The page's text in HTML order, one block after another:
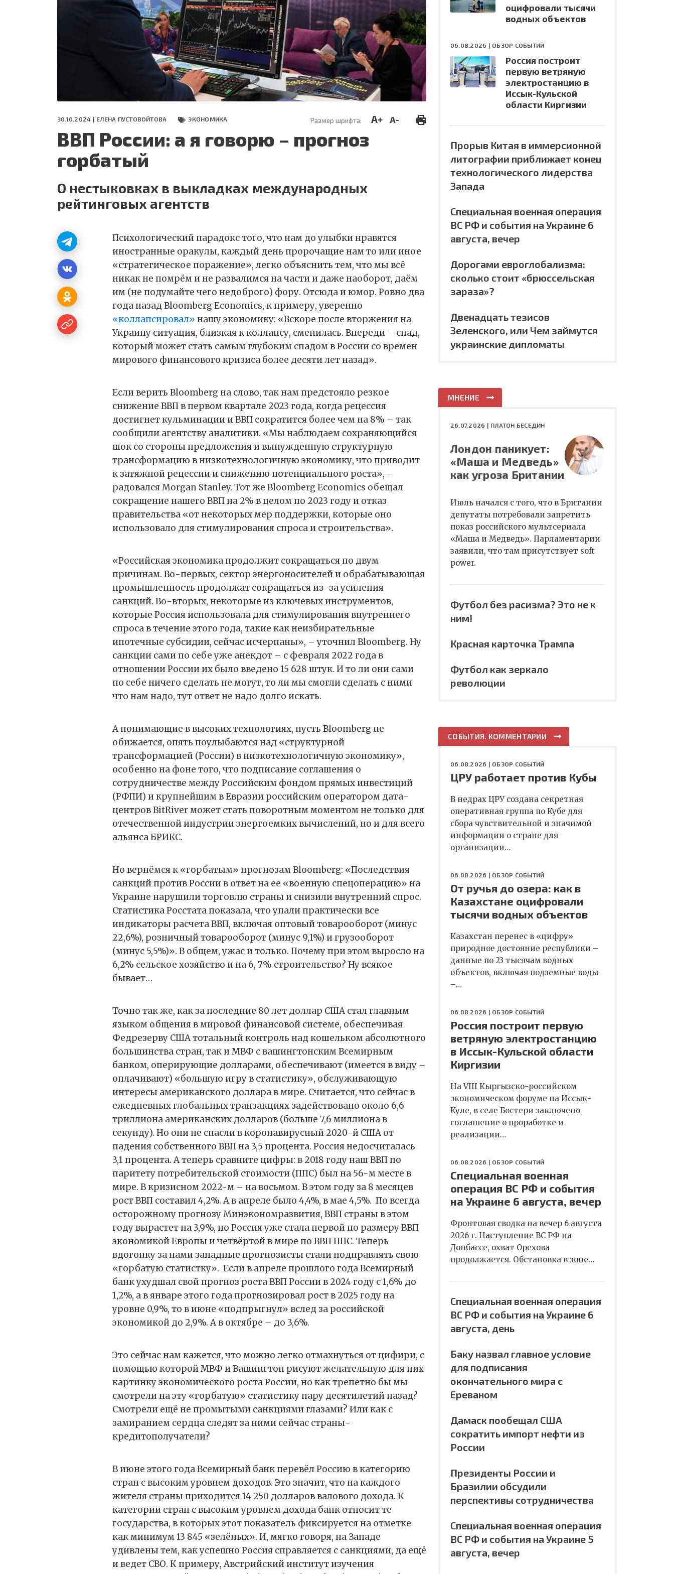
30.10.2024 | ЕЛЕНА ПУСТОВОЙТОВА ЭКОНОМИКА Размер шрифта: A+ A-
ВВП России: а я говорю – прогноз
горбатый
О нестыковках в выкладках международных
рейтинговых агентств
Психологический парадокс того, что нам до улыбки нравятся
иностранные оракулы, каждый день пророчащие нам то или иное
«стратегическое поражение», легко объяснить тем, что мы всё
никак не помрём и не развалимся на части и даже наоборот, даём
им (не подумайте чего недоброго) фору. Отсюда и юмор. Ровно два
года назад Bloomberg Economics, к примеру, уверенно
«коллапсировал» нашу экономику: «Вскоре после вторжения на
Украину ситуация, близкая к коллапсу, сменилась. Впереди – спад,
который может стать самым глубоким спадом в России со времен
мирового финансового кризиса более десяти лет назад».
Если верить Bloomberg на слово, так нам предстояло резкое
снижение ВВП в первом квартале 2023 года, когда рецессия
достигнет кульминации и ВВП сократится более чем на 8% – так
сообщили агентству аналитики. «Мы наблюдаем сохраняющийся
шок со стороны предложения и вынужденную структурную
трансформацию в низкотехнологичную экономику, что приводит
к затяжной рецессии и снижению потенциального роста», –
радовался Morgan Stanley. Тот же Bloomberg Economics обещал
сокращение нашего ВВП на 2% в целом по 2023 году и отказ
правительства «от некоторых мер поддержки, которые оно
использовало для стимулирования спроса и строительства».
«Российская экономика продолжит сокращаться по двум
причинам. Во-первых, сектор энергоносителей и обрабатывающая
промышленность продолжат сокращаться из-за усиления
санкций. Во-вторых, некоторые из ключевых инструментов,
которые Россия использовала для стимулирования внутреннего
спроса в течение этого года, такие как неизбирательные
ипотечные субсидии, сейчас исчерпаны», – уточнил Bloomberg. Ну
санкции сами по себе уже анекдот – с февраля 2022 года в
отношении России их было введено 15 628 штук. И то ли они сами
по себе ничего сделать не могут, то ли мы смогли сделать с ними
что нам надо, тут ответ не надо долго искать.
А понимающие в высоких технологиях, пусть Bloomberg не
обижается, опять поулыбаются над «структурной
трансформацией (России) в низкотехнологичную экономику»,
особенно на фоне того, что подписание соглашения о
сотрудничестве между Российским фондом прямых инвестиций
(РФПИ) и крупнейшим в Евразии российским оператором дата-
центров BitRiver может стать поворотным моментом не только для
отечественной индустрии энергоемких вычислений, но и для всего
альянса БРИКС.
Но вернёмся к «горбатым» прогнозам Bloomberg: «Последствия
санкций против России в ответ на ее «военную спецоперацию» на
Украине нарушили торговлю страны и снизили внутренний спрос.
Статистика Росстата показала, что упали практически все
индикаторы расчета ВВП, включая оптовый товарооборот (минус
22,6%), розничный товарооборот (минус 9,1%) и грузооборот
(минус 5,5%)». В общем, ужас и только. Почему при этом выросло на
6,2% сельское хозяйство и на 6, 7% строительство? Ну всякое
бывает…
Точно так же, как за последние 80 лет доллар США стал главным
языком общения в мировой финансовой системе, обеспечивая
Федрезерву США тотальный контроль над кошельком абсолютного
большинства стран, так и МВФ с вашингтонским Всемирным
банком, оперирующие долларами, обеспечивают (имеется в виду –
оплачивают) «большую игру в статистику», обслуживающую
интересы американского доллара в мире. Считается, что сейчас в
ежедневных глобальных транзакциях задействовано около 6,6
триллиона американских долларов (больше 7,6 миллиона в
секунду). Но они не спасли в коронавирусный 2020-й США от
падения собственного ВВП на 3,5 процента. Россия недосчиталась
3,1 процента. А теперь сравните цифры: в 2018 году наш ВВП по
паритету потребительской стоимости (ППС) был на 56-м месте в
мире. В кризисном 2022-м – на восьмом. В этом году за 8 месяцев
рост ВВП составил 4,2%. А в апреле было 4,4%, в мае 4,5%. По всегда
осторожному прогнозу Минэкономразвития, ВВП страны в этом
году вырастет на 3,9%, но Россия уже стала первой по размеру ВВП
экономикой Европы и четвёртой в мире по ВВП ППС. Теперь
вдогонку за нами западные прогнозисты стали подправлять свою
«горбатую статистку». Если в апреле прошлого года Всемирный
банк ухудшал свой прогноз роста ВВП России в 2024 году с 1,6% до
1,2%, а в январе этого года прогнозировал рост в 2025 году на
уровне 0,9%, то в июне «подпрыгнул» вслед за российской
экономикой до 2,9%. А в октябре – до 3,6%.
Это сейчас нам кажется, что можно легко отмахнуться от цифири, с
помощью которой МВФ и Вашингтон рисуют желательную для них
картинку экономического роста России, но как трепетно бы мы
смотрели на эту «горбатую» статистику пару десятилетий назад?
Смотрели ещё не промытыми санкциями глазами? Или как с
замиранием сердца следят за ними сейчас страны-
кредитополучатели?
В июне этого года Всемирный банк перевёл Россию в категорию
стран с высоким уровнем доходов. Это значит, что на каждого
жителя страны приходится 14 250 долларов валового дохода. К
категории стран с высоким уровнем дохода банк относит те
государства, в которых этот показатель фиксируется на отметке
как минимум 13 845 «зелёных». И, мягко говоря, на Западе
удивлены тем, как успешно Россия справляется с санкциями, да ещё
и ведет СВО. К примеру, Австрийский институт изучения
оцифровали тысячи
водных объектов
06.08.2026 | ОБЗОР СОБЫТИЙ
Россия построит
первую ветряную
электростанцию в
Иссык-Кульской
области Киргизии
Прорыв Китая в иммерсионной
литографии приближает конец
технологического лидерства
Запада
Специальная военная операция
ВС РФ и события на Украине 6
августа, вечер
Дорогами евроглобализма:
сколько стоит «брюссельская
зараза»?
Двенадцать тезисов
Зеленского, или Чем займутся
украинские дипломаты
МНЕНИЕ
26.07.2026 | ПЛАТОН БЕСЕДИН
Лондон паникует:
«Маша и Медведь»
как угроза Британии
Июль начался с того, что в Британии
депутаты потребовали запретить
показ российского мультсериала
«Маша и Медведь». Парламентарии
заявили, что там присутствует soft
power.
Футбол без расизма? Это не к
ним!
Красная карточка Трампа
Футбол как зеркало
революции
СОБЫТИЯ. КОММЕНТАРИИ
06.08.2026 | ОБЗОР СОБЫТИЙ
ЦРУ работает против Кубы
В недрах ЦРУ создана секретная
оперативная группа по Кубе для
сбора чувствительной и значимой
информации о стране для
организации…
06.08.2026 | ОБЗОР СОБЫТИЙ
От ручья до озера: как в
Казахстане оцифровали
тысячи водных объектов
Казахстан перенес в «цифру»
природное достояние республики –
данные по 23 тысячам водных
объектов, включая подземные воды
–…
06.08.2026 | ОБЗОР СОБЫТИЙ
Россия построит первую
ветряную электростанцию
в Иссык-Кульской области
Киргизии
На VIII Кыргызско-российском
экономическом форуме на Иссык-
Куле, в селе Бостери заключено
соглашение о проработке и
реализации…
06.08.2026 | ОБЗОР СОБЫТИЙ
Специальная военная
операция ВС РФ и события
на Украине 6 августа, вечер
Фронтовая сводка на вечер 6 августа
2026 г. Наступление ВС РФ на
Донбассе, охват Орехова
продолжается. Обстановка в зоне…
Специальная военная операция
ВС РФ и события на Украине 6
августа, день
Баку назвал главное условие
для подписания
окончательного мира с
Ереваном
Дамаск пообещал США
сократить импорт нефти из
России
Президенты России и
Бразилии обсудили
перспективы сотрудничества
Специальная военная операция
ВС РФ и события на Украине 5
августа, вечер